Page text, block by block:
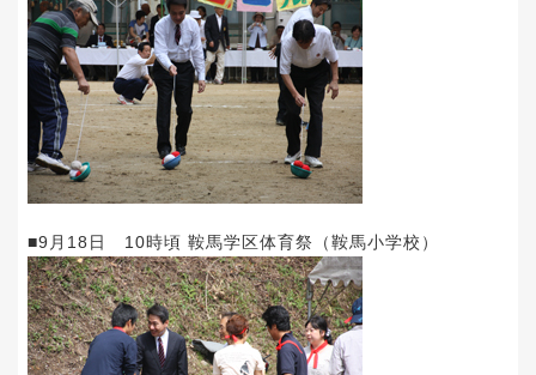
■9月18日 10時頃 鞍馬学区体育祭（鞍馬小学校）